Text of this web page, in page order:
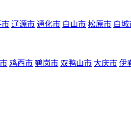
市 辽源市 通化市 白山市 松原市 白城
鸡西市 鹤岗市 双鸭山市 大庆市 伊